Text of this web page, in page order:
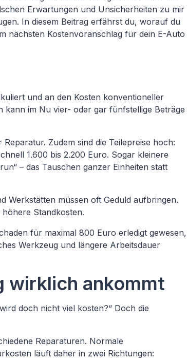
Erwartungen und Unsicherheiten zu mir
In diesem Beitrag erfährst du, worauf du
nächsten Kostenvoranschlag für dein E-Auto
und an den Kosten konventioneller
kann im Nu vier- oder gar fünfstellige Beträge
Zudem sind die Teilepreise hoch:
1.600 bis 2.200 Euro. Sogar kleinere
– das Tauschen ganzer Einheiten statt
Werkstätten müssen oft Geduld aufbringen.
Standkosten.
für maximal 800 Euro erledigt gewesen,
Werkzeug und längere Arbeitsdauer
wirklich ankommt
doch nicht viel kosten?“ Doch die
Reparaturen. Normale
läuft daher in zwei Richtungen: